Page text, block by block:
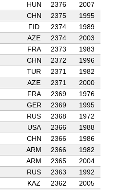
HUN 2376
2007
CHN 2375
1995
FID 2374
1989
AZE 2374
2003
FRA 2373
1983
CHN 2372
1996
TUR 2371
1982
AZE 2371
2000
FRA 2369
1976
GER 2369
1995
RUS 2368
1972
USA 2366
1988
CHN 2366
1986
ARM 2366
1982
ARM 2365
2004
RUS 2363
1992
KAZ 2362
2005